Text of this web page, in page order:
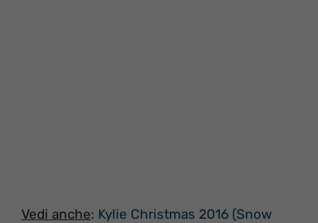
Vedi anche: Kylie Christmas 2016 (Snow